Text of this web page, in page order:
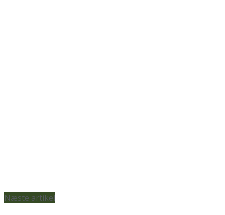
Næste artikel